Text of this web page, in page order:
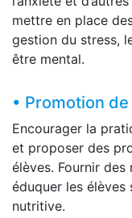
mettre en place
gestion du stress,
être mental.
• Promotion
Encourager la
et proposer des
élèves. Fournir des
éduquer les élèves
nutritive.